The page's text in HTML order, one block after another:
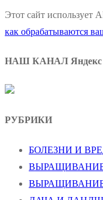
Этот сайт использует
как обрабатываются
НАШ КАНАЛ Яндекс
РУБРИКИ
БОЛЕЗНИ И